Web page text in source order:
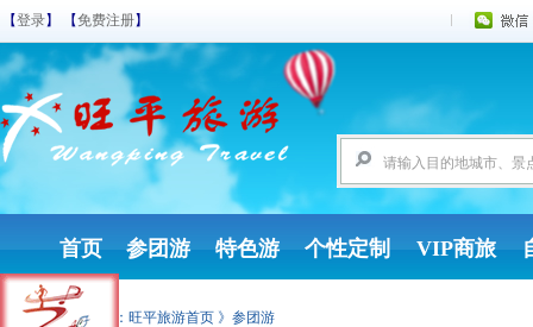
【登录】 【免费注册】
首页 参团游 特色游 个性定制 VIP商旅
您现在的位置： 旺平旅游首页 》参团游